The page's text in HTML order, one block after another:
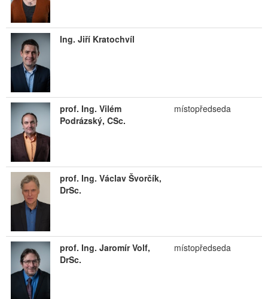
Ing. Jiří Kratochvíl
prof. Ing. Vilém
Podrázský, CSc.
místopředseda
prof. Ing. Václav Švorčík,
DrSc.
prof. Ing. Jaromír Volf,
DrSc.
místopředseda